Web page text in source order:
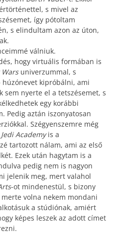
s mivel az
így pótoltam
s elindultam azon az úton,
válniuk.
hogy virtuális formában is
Wars univerzummal, s
kipróbálni, ami
sem nyerte el a tetszésemet, s
egy korábbi
Pedig aztán iszonyatosan
Szégyenszemre még
Academyis a
tartozott nálam, ami az első
Ezek után hagytam is a
pedig nem is nagyon
jelenik meg, mert valahol
-ot mindenestül, s bizony
volna nekem mondani
a stúdiónak, amiért
képes leszek az adott címet